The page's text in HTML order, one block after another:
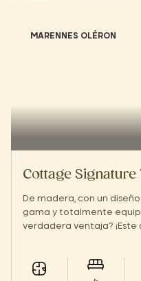
MARENNES OLÉRON
Cottage Signature
De madera, con un
gama y totalmente
verdadera ventaja?
para toda la familia!